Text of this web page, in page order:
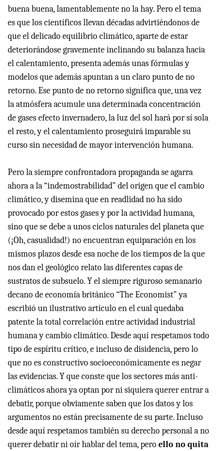
buena buena, lamentablemente no la hay. Pero el tema
es que los científicos llevan décadas advirtiéndonos de
que el delicado equilibrio climático, aparte de estar
deteriorándose gravemente inclinando su balanza hacia
el calentamiento, presenta además unas fórmulas y
modelos que además apuntan a un claro punto de no
retorno. Ese punto de no retorno significa que, una vez
la atmósfera acumule una determinada concentración
de gases efecto invernadero, la luz del sol hará por sí sola
el resto, y el calentamiento proseguirá imparable su
curso sin necesidad de mayor intervención humana.
Pero la siempre confrontadora propaganda se agarra
ahora a la “indemostrabilidad” del origen que el cambio
climático, y disemina que en readlidad no ha sido
provocado por estos gases y por la actividad humana,
sino que se debe a unos ciclos naturales del planeta que
(¡Oh, casualidad!) no encuentran equiparación en los
mismos plazos desde esa noche de los tiempos de la que
nos dan el geológico relato las diferentes capas de
sustratos de subsuelo. Y el siempre riguroso semanario
decano de economía británico “The Economist” ya
escribió un ilustrativo artículo en el cual quedaba
patente la total correlación entre actividad industrial
humana y cambio climático. Desde aquí respetamos todo
tipo de espíritu crítico, e incluso de disidencia, pero lo
que no es constructivo socioeconómicamente es negar
las evidencias. Y que conste que los sectores más anti-
climáticos ahora ya optan por ni siquiera querer entrar a
debatir, porque obviamente saben que los datos y los
argumentos no están precisamente de su parte. Incluso
desde aquí respetamos también su derecho personal a no
querer debatir ni oír hablar del tema, peroello no quita